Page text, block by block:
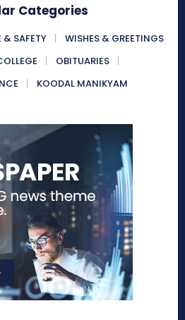
Categories
& SAFETY
WISHES & GREETINGS
OBITUARIES
KOODAL MANIKYAM